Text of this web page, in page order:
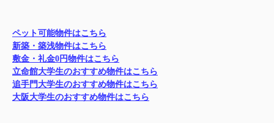
ペット可能物件はこちら
新築・築浅物件はこちら
敷金・礼金0円物件はこちら
立命館大学生のおすすめ物件はこちら
追手門大学生のおすすめ物件はこちら
大阪大学生のおすすめ物件はこちら